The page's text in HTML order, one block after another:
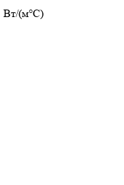
Вт/(м°C)